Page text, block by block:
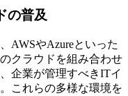
の普及
AWSやAzureといった
クラウドを組み合わせ
企業が管理すべきITイ
これらの多様な環境を